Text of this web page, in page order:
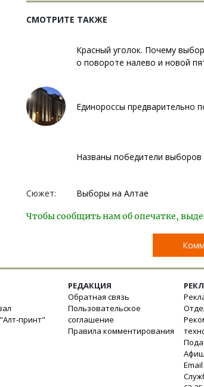
СМОТРИТЕ ТАКЖЕ
Красный уголок. Почему
о повороте налево и новой
Единороссы предварительно
Названы победители выборов
Сюжет: Выборы на Алтае
Чтобы сообщить нам об опечатке,
принт"
РЕДАКЦИЯ
Обратная связь
Пользовательское
соглашение
Правила комментирования